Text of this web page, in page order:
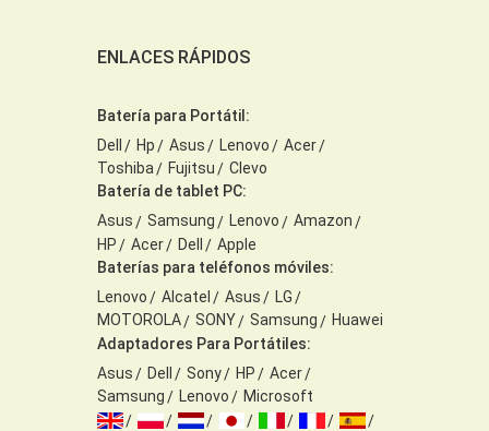
ENLACES RÁPIDOS
Batería para Portátil:
Dell
Hp Asus Lenovo
Acer
Toshiba
Fujitsu
Clevo
Batería de tablet PC:
Asus
Samsung Lenovo
Amazon
HP
Acer Dell
Apple
Baterías para teléfonos móviles:
Lenovo
Alcatel Asus
LG
MOTOROLA
SONY Samsung
Huawei
Adaptadores Para Portátiles:
Asus
Dell Sony HP
Acer
Samsung
Lenovo Microsoft